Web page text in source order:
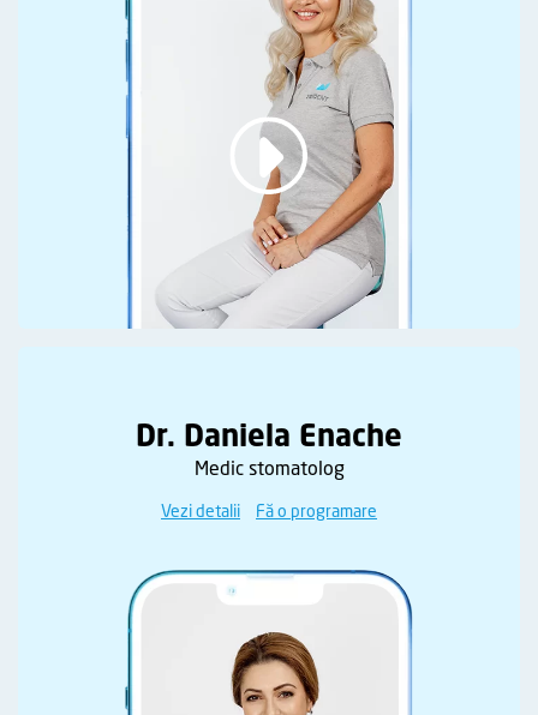
Dr. Daniela Enache
Medic stomatolog
Vezi detalii Fă o programare